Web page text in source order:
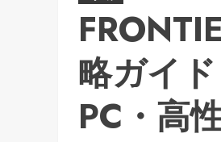
略ガイ
PC・高